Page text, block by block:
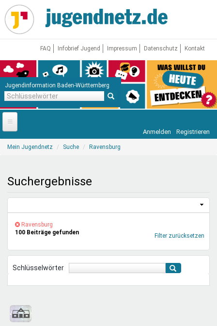
Direkt
zum
Inhalt
FAQ Infobrief Jugend Impressum Datenschutz Kontakt
Jugendinformation Baden-Württemberg
Startseite
Freizeit & Reisen
Mentoren & Projekte
Schule & Beruf
Anmelden Registrieren
Sie
Mein Jugendnetz Suche Ravensburg
Suchergebnisse
(-) Ravensburg-
Filter
Ravensburg
Filter zurücksetzen
100 Beiträge gefunden
Schlüsselwörter